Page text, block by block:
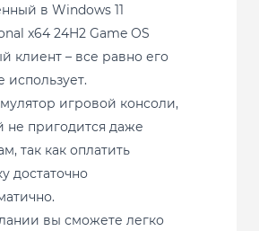
в Windows 11
x64 24H2 Game OS
клиент – все равно его
использует.
игровой консоли,
не пригодится даже
так как оплатить
достаточно
вы сможете легко